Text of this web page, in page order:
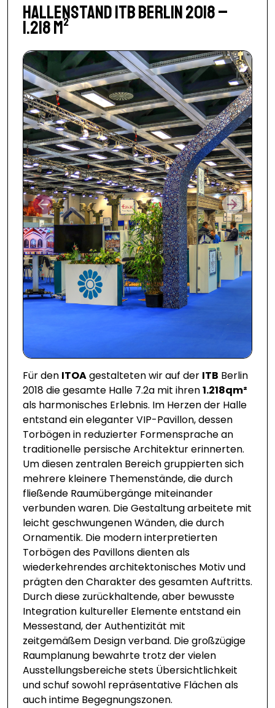
Hallenstand ITB Berlin 2018 –
1.218 m²
Next
Prev
Für den ITOAgestalteten wir auf der ITB Berlin
2018 die gesamte Halle 7.2a mit ihren1.218qm²
als harmonisches Erlebnis. Im Herzen der Halle
entstand ein eleganter VIP-Pavillon, dessen
Torbögen in reduzierter Formensprache an
traditionelle persische Architektur erinnerten.
Um diesen zentralen Bereich gruppierten sich
mehrere kleinere Themenstände, die durch
fließende Raumübergänge miteinander
verbunden waren. Die Gestaltung arbeitete mit
leicht geschwungenen Wänden, die durch
Ornamentik. Die modern interpretierten
Torbögen des Pavillons dienten als
wiederkehrendes architektonisches Motiv und
prägten den Charakter des gesamten Auftritts.
Durch diese zurückhaltende, aber bewusste
Integration kultureller Elemente entstand ein
Messestand, der Authentizität mit
zeitgemäßem Design verband. Die großzügige
Raumplanung bewahrte trotz der vielen
Ausstellungsbereiche stets Übersichtlichkeit
und schuf sowohl repräsentative Flächen als
auch intime Begegnungszonen.